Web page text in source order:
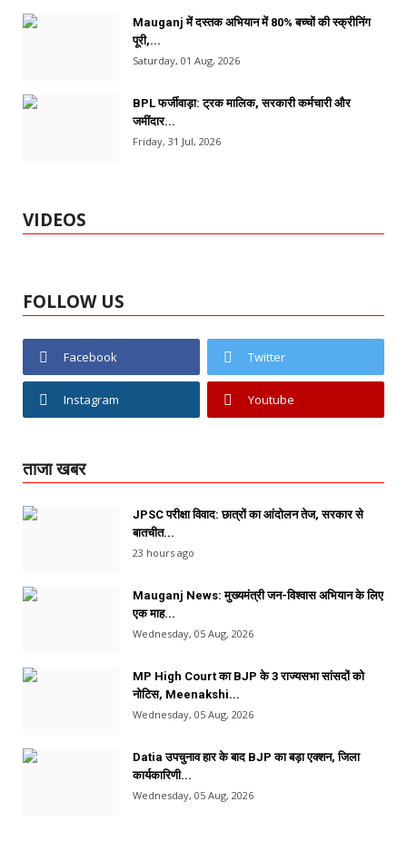
Mauganj में दस्तक अभियान में 80% बच्चों की स्क्रीनिंग
पूरी,...
Saturday, 01 Aug, 2026
BPL फर्जीवाड़ा: ट्रक मालिक, सरकारी कर्मचारी और
जमींदार...
Friday, 31 Jul, 2026
VIDEOS
FOLLOW US
Facebook Twitter
Instagram Youtube
ताजा खबर
JPSC परीक्षा विवाद: छात्रों का आंदोलन तेज, सरकार से
बातचीत...
23 hours ago
Mauganj News: मुख्यमंत्री जन-विश्वास अभियान के लिए
एक माह...
Wednesday, 05 Aug, 2026
MP High Court का BJP के 3 राज्यसभा सांसदों को
नोटिस, Meenakshi...
Wednesday, 05 Aug, 2026
Datia उपचुनाव हार के बाद BJP का बड़ा एक्शन, जिला
कार्यकारिणी...
Wednesday, 05 Aug, 2026